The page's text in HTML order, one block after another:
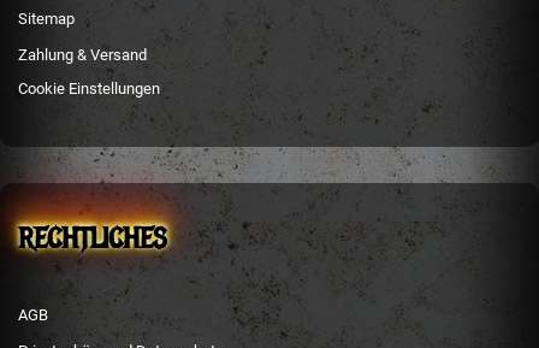
Sitemap
Zahlung & Versand
Cookie Einstellungen
RECHTLICHES
AGB